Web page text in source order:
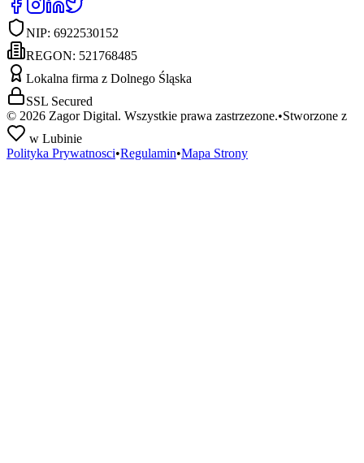
NIP: 6922530152
REGON: 521768485
Lokalna firma z Dolnego Śląska
SSL Secured
© 2026 Zagor Digital. Wszystkie prawa zastrzezone.•Stworzone z
w Lubinie
Polityka Prywatnosci•Regulamin•Mapa Strony